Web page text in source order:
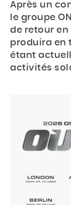
Après un
le groupe
de retour en
produira en
étant
activités